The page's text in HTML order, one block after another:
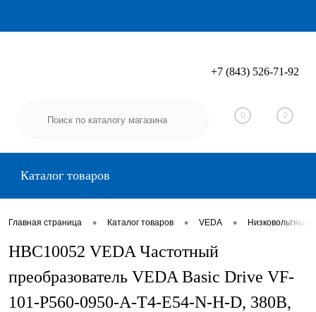
Вход Регистрация
+7 (843) 526-71-92
0 0
Каталог товаров
Главная страница • Каталог товаров • VEDA •
HBC10052 VEDA Частотный
преобразователь VEDA Basic Drive VF-
101-P560-0950-A-T4-E54-N-H-D, 380В,